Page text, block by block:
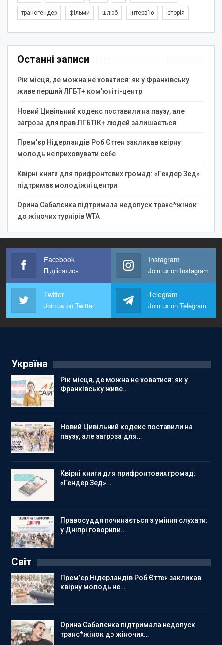
трансгендер фільми шлюб інтерв'ю історія
Останні записи
Рік місця, де можна не ховатися: як у Франківську
живе перший ЛГБТ+ ком’юніті-центр
Новий Цивільний кодекс поставили на паузу, але
загроза для прав ЛГБТІК+ людей залишається
Прем’єр Нідерландів Роб Єттен закликав квірну
молодь не приховувати себе
Квірні книги для прифронтових громад: «Гендер Зед»
підтримає молодіжні центри
Орина Сабалєнка підтримала недопуск транс*жінок
до жіночих турнірів WTA
Facebook
Підпісатись
Instagram
Join us on Instagram
Twitter
Join us on Twitter
Telegram
Join us on Telegram
Україна
Рік місця, де можна не ховатися: як у
Франківську живе…
Новий Цивільний кодекс поставили на
паузу, але загроза для…
Квірні книги для прифронтових громад:
«Гендер Зед»…
Правосуддя починається з уміння слухати:
у Дніпрі говорили…
Світ
Прем’єр Нідерландів Роб Єттен закликав
квірну молодь не…
Орина Сабалєнка підтримала недопуск
транс*жінок до жіночих…